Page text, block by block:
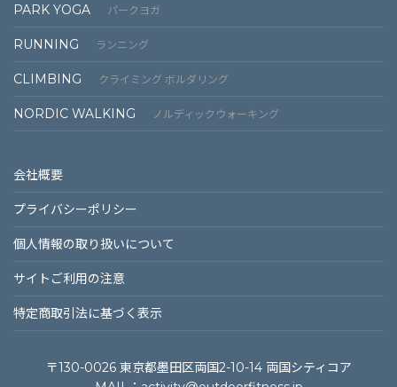
PARK YOGA パークヨガ
RUNNING ランニング
CLIMBING クライミング ボルダリング
NORDIC WALKING ノルディックウォーキング
会社概要
プライバシーポリシー
個⼈情報の取り扱いについて
サイトご利⽤の注意
特定商取引法に基づく表⽰
〒130-0026 東京都墨田区両国2-10-14 両国シティコア